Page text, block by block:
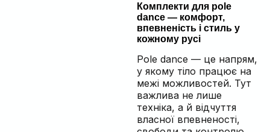
Комплекти для pole
dance — комфорт,
впевненість і стиль у
кожному русі
Pole dance — це напрям,
у якому тіло працює на
межі можливостей. Тут
важлива не лише
техніка, а й відчуття
власної впевненості,